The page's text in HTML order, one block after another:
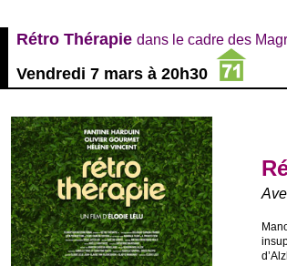
Rétro Thérapie dans le cadre des
Vendredi 7 mars à 20h30